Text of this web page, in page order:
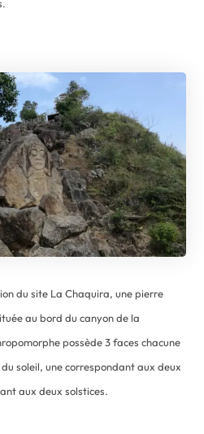
du site La Chaquira, une pierre
au bord du canyon de la
possède 3 faces chacune
soleil, une correspondant aux deux
aux deux solstices.